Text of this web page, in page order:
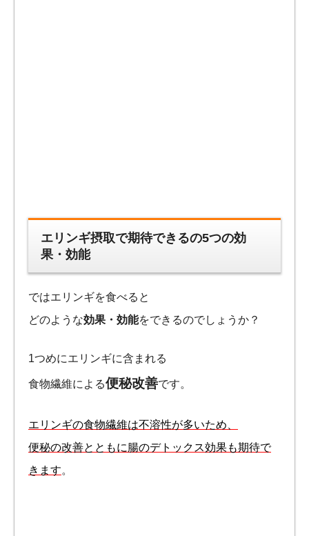
エリンギ摂取で期待できるの5つの効
果・効能
ではエリンギを食べると
どのような効果・効能をできるのでしょうか？
1つめにエリンギに含まれる
食物繊維による便秘改善です。
エリンギの食物繊維は不溶性が多いため、
便秘の改善とともに腸のデトックス効果も期待で
きます。